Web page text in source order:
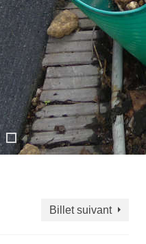
Billet suivant